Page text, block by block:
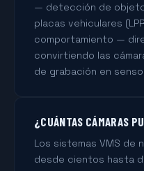
— detección de
placas vehiculares
comportamiento —
convirtiendo las
de grabación en
¿CUÁNTAS CÁMARAS
Los sistemas VMS de
desde cientos hasta